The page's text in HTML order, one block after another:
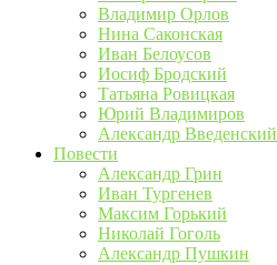
Владимир Орлов
Нина Саконская
Иван Белоусов
Иосиф Бродский
Татьяна Ровицкая
Юрий Владимиров
Александр Введенский
Повести
Александр Грин
Иван Тургенев
Максим Горький
Николай Гоголь
Александр Пушкин